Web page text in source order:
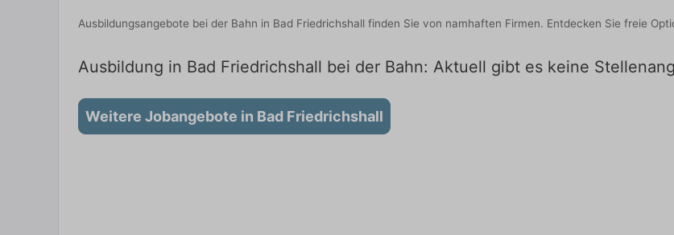
Ausbildungsangebote bei der Bahn in Bad Friedrichshall finden Sie von namhaften Firmen. Entdecken Sie freie
Ausbildung in Bad Friedrichshall bei der Bahn: Aktuell gibt es keine
Weitere Jobangebote in Bad Friedrichshall